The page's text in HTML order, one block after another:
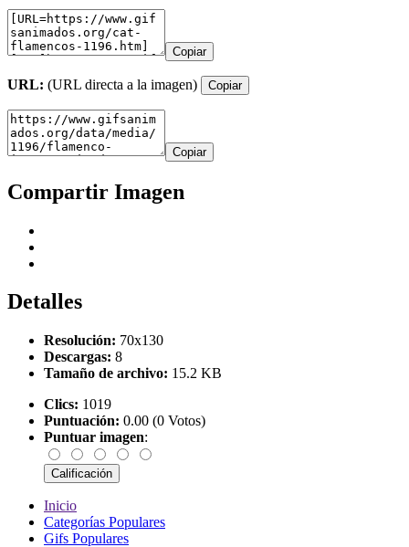
Copiar
URL: (URL directa a la imagen) Copiar
Copiar
Compartir Imagen
Detalles
Resolución: 70x130
Descargas: 8
Tamaño de archivo: 15.2 KB
Clics: 1019
Puntuación: 0.00 (0 Votos)
Puntuar imagen:
Inicio
Categorías Populares
Gifs Populares